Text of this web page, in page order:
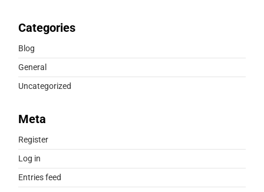
Categories
Blog
General
Uncategorized
Meta
Register
Log in
Entries feed